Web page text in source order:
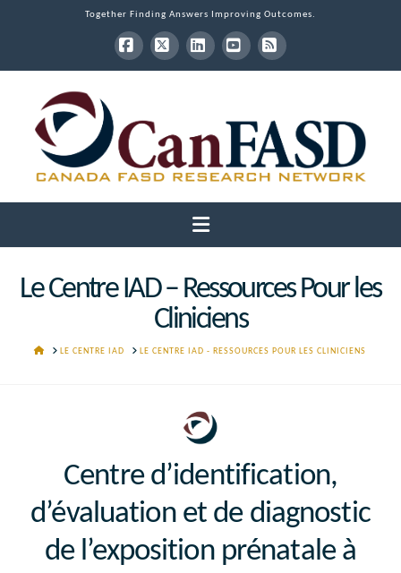
Together Finding Answers Improving Outcomes.
Facebook
X LinkedInYouTube
RSS
Navigation
Le Centre IAD – Ressources Pour les
Cliniciens
HOMELE CENTRE IAD LE CENTRE IAD - RESSOURCES POUR LES CLINICIENS
Centre d’identification,
d’évaluation et de diagnostic
de l’exposition prénatale à